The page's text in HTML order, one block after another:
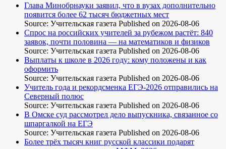
Глава Минобрнауки заявил, что в вузах дополнительно
появится более 62 тысяч бюджетных мест
Source: Учительская газета Published on 2026-08-06
Спрос на российских учителей за рубежом растёт: 840
заявок, почти половина — на математиков и физиков
Source: Учительская газета Published on 2026-08-06
Выплаты к школе в 2026 году: кому положены и как
оформить
Source: Учительская газета Published on 2026-08-06
Учитель года и рекордсменка ЕГЭ-2026 отправились на
Северный полюс
Source: Учительская газета Published on 2026-08-06
В Омске суд рассмотрел дело выпускника, связанное со
шпаргалкой на ЕГЭ
Source: Учительская газета Published on 2026-08-06
Более трёх тысяч книг русской классики подарят